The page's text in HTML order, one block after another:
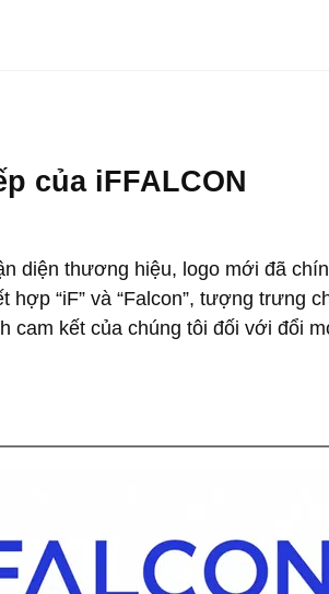
của iFFALCON
diện thương hiệu, logo mới đã
“iF” và “Falcon”, tượng trưng
cam kết của chúng tôi đối với đổi